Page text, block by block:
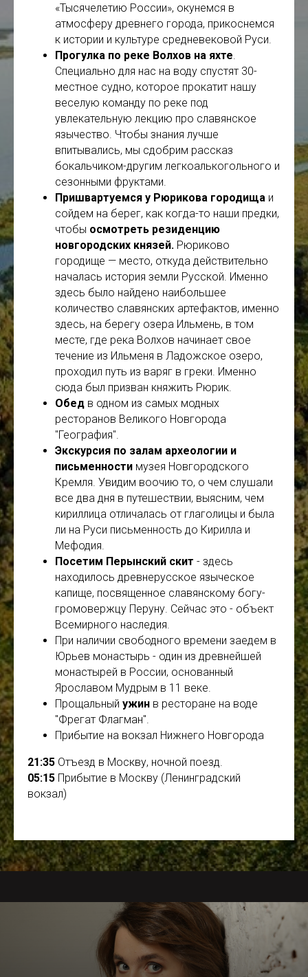
«Тысячелетию России», окунемся в
атмосферу древнего города, прикоснемся
к истории и культуре средневековой Руси.
Прогулка по реке Волхов на яхте.
Специально для нас на воду спустят 30-
местное судно, которое прокатит нашу
веселую команду по реке под
увлекательную лекцию про славянское
язычество. Чтобы знания лучше
впитывались, мы сдобрим рассказ
бокальчиком-другим легкоалькогольного и
сезонными фруктами.
Пришвартуемся у Рюрикова городища и
сойдем на берег, как когда-то наши предки,
чтобы осмотреть резиденцию
новгородских князей. Рюриково
городище — место, откуда действительно
началась история земли Русской. Именно
здесь было найдено наибольшее
количество славянских артефактов, именно
здесь, на берегу озера Ильмень, в том
месте, где река Волхов начинает свое
течение из Ильменя в Ладожское озеро,
проходил путь из варяг в греки. Именно
сюда был призван княжить Рюрик.
Обед в одном из самых модных
ресторанов Великого Новгорода
"География".
Экскурсия по залам археологии и
письменности музея Новгородского
Кремля. Увидим воочию то, о чем слушали
все два дня в путешествии, выясним, чем
кириллица отличалась от глаголицы и была
ли на Руси письменность до Кирилла и
Мефодия.
Посетим Перынский скит - здесь
находилось древнерусское языческое
капище, посвященное славянскому богу-
громовержцу Перуну. Сейчас это - объект
Всемирного наследия.
При наличии свободного времени заедем в
Юрьев монастырь - один из древнейшей
монастырей в России, основанный
Ярославом Мудрым в 11 веке.
Прощальный ужин в ресторане на воде
"Фрегат Флагман".
Прибытие на вокзал Нижнего Новгорода
21:35 Отъезд в Москву, ночной поезд.
05:15 Прибытие в Москву (Ленинградский
вокзал)